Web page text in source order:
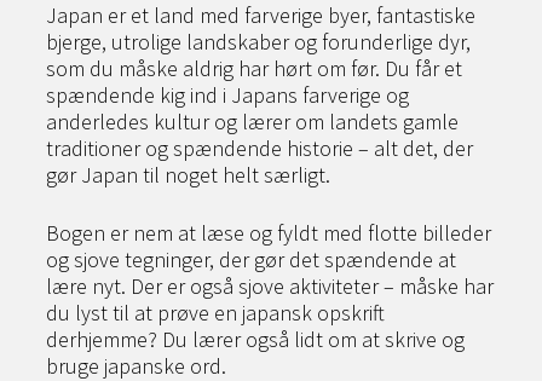
Japan er et land med farverige byer, fantastiske
bjerge, utrolige landskaber og forunderlige dyr,
som du måske aldrig har hørt om før. Du får et
spændende kig ind i Japans farverige og
anderledes kultur og lærer om landets gamle
traditioner og spændende historie – alt det, der
gør Japan til noget helt særligt.
Bogen er nem at læse og fyldt med flotte billeder
og sjove tegninger, der gør det spændende at
lære nyt. Der er også sjove aktiviteter – måske har
du lyst til at prøve en japansk opskrift
derhjemme? Du lærer også lidt om at skrive og
bruge japanske ord.